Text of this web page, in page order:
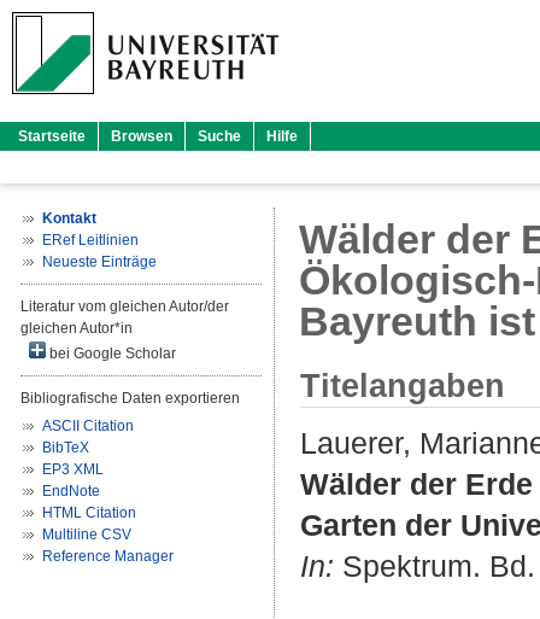
Startseite Browsen Suche Hilfe
Kontakt
ERef Leitlinien
Neueste Einträge
Literatur vom gleichen Autor/der
gleichen Autor*in
bei Google Scholar
Bibliografische Daten exportieren
ASCII Citation
BibTeX
EP3 XML
EndNote
HTML Citation
Multiline CSV
Reference Manager
Wälder der
Bayreuth
Titelangaben
Lauerer,
Wälder der
Garten der
In: Spektrum.